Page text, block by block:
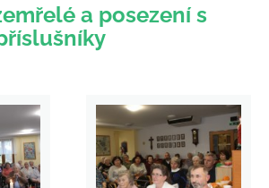
a posezení s